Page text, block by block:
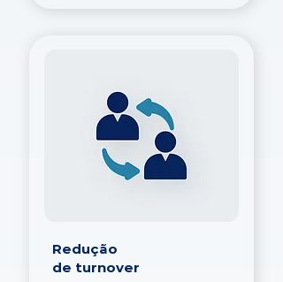
Redução
de turnover